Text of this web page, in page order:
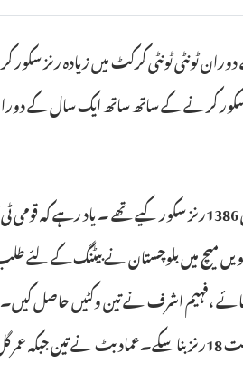
پنجاب کی جانب سے کھیلتے ہوئے 3چوکوں اور ایک چھکےکی مدد